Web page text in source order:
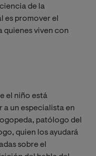
de la
es promover el
quienes viven con
el niño está
un especialista en
patólogo del
quien los ayudará
sobre el